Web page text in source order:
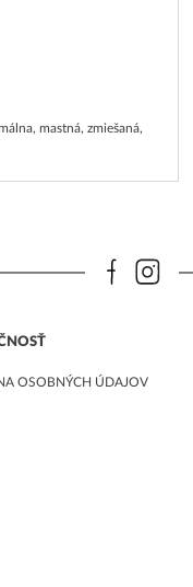
mastná, zmiešaná,
OSOBNÝCH ÚDAJOV